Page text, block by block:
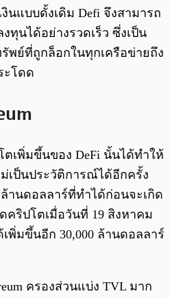
นแบบดั้งเดิม Defi จึงสามารถ
ทุนได้อย่างรวดเร็ว ซึ่งเป็น
พย์ที่ถูกล็อกในทุกเครือข่ายถึง
ะโดด
ตเพิ่มขึ้นของ DeFi นั้นได้ทำให้
เป็นประวัติการณ์ได้อีกครั้ง
านดอลลาร์ที่ทำได้ก่อนจะเกิด
คริปโตเมื่อวันที่ 19 สิงหาคม
พิ่มขึ้นอีก 30,000 ล้านดอลลาร์
ครองส่วนแบ่ง TVL มาก